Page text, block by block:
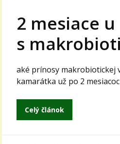
2 mesiace
s
aké prínosy makrobiotickej
kamarátka už po 2
Celý článok